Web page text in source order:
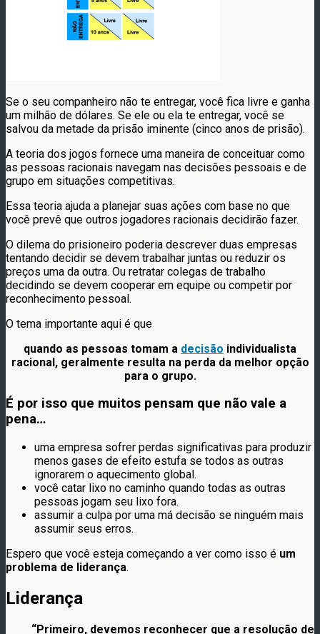
Se o seu companheiro não te entregar, você fica livre e ganha
um milhão de dólares. Se ele ou ela te entregar, você se
salvou da metade da prisão iminente (cinco anos de prisão).
A teoria dos jogos fornece uma maneira de conceituar como
as pessoas racionais navegam nas decisões pessoais e de
grupo em situações competitivas.
Essa teoria ajuda a planejar suas ações com base no que
você prevê que outros jogadores racionais decidirão fazer.
O dilema do prisioneiro poderia descrever duas empresas
tentando decidir se devem trabalhar juntas ou reduzir os
preços uma da outra. Ou retratar colegas de trabalho
decidindo se devem cooperar em equipe ou competir por
reconhecimento pessoal.
O tema importante aqui é que
quando as pessoas tomam a decisão individualista
racional, geralmente resulta na perda da melhor opção
para o grupo.
É por isso que muitos pensam que não vale a
pena…
uma empresa sofrer perdas significativas para produzir
menos gases de efeito estufa se todos as outras
ignorarem o aquecimento global.
você catar lixo no caminho quando todas as outras
pessoas jogam seu lixo fora.
assumir a culpa por uma má decisão se ninguém mais
assumir seus erros.
Espero que você esteja começando a ver como isso é um
problema de liderança.
Liderança
“Primeiro, devemos reconhecer que a resolução de